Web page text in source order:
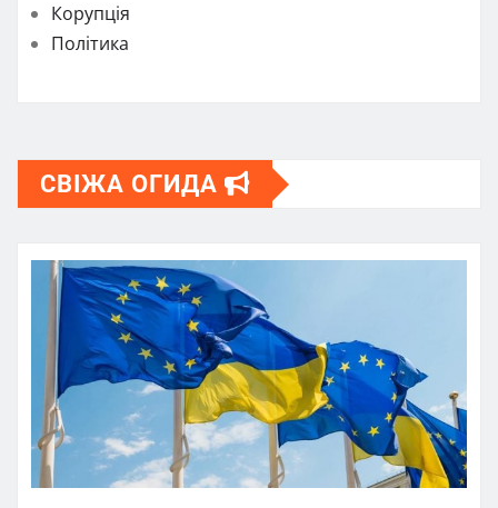
Корупція
Політика
СВІЖА ОГИДА